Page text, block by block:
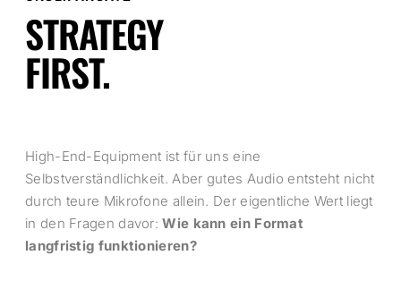
STRATEGY
FIRST.
High-End-Equipment ist für uns eine
Selbstverständlichkeit. Aber gutes Audio entsteht nicht
durch teure Mikrofone allein. Der eigentliche Wert liegt
in den Fragen davor:Wie kann ein Format
langfristig funktionieren?